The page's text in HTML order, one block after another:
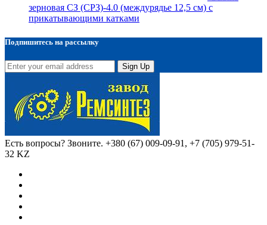
зерновая СЗ (СРЗ)-4.0 (междурядье 12,5 см) с
прикатывающими катками
Подпишитесь на рассылку
Sign Up
Есть вопросы? Звоните. +380 (67) 009-09-91, +7 (705) 979-51-
32 KZ